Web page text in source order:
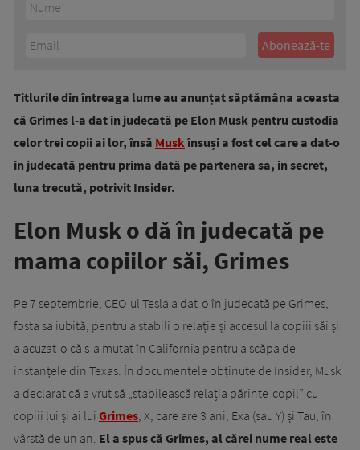
Titlurile din întreaga lume au anunțat săptămâna aceasta
că Grimes l-a dat în judecată pe Elon Musk pentru custodia
celor trei copii ai lor, însă Muskînsuși a fost cel care a dat-o
în judecată pentru prima dată pe partenera sa, în secret,
luna trecută, potrivit Insider.
Elon Musk o dă în judecată pe
mama copiilor săi, Grimes
Pe 7 septembrie, CEO-ul Tesla a dat-o în judecată pe Grimes,
fosta sa iubită, pentru a stabili o relație și accesul la copiii săi și
a acuzat-o că s-a mutat în California pentru a scăpa de
instanțele din Texas. În documentele obținute de Insider, Musk
a declarat că a vrut să „stabilească relația părinte-copil” cu
copiii lui și ai lui Grimes, X, care are 3 ani, Exa (sau Y) și Tau, în
vârstă de un an. El a spus că Grimes, al cărei nume real este